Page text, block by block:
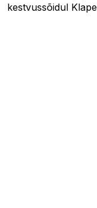
kestvussõidul